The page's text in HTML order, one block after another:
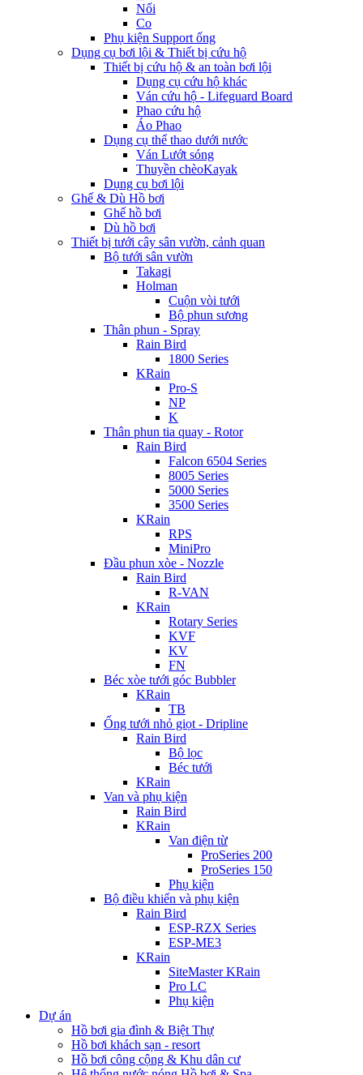
Nối
Co
Phụ kiện Support ống
Dụng cụ bơi lội & Thiết bị cứu hộ
Thiết bị cứu hộ & an toàn bơi lội
Dụng cụ cứu hộ khác
Ván cứu hộ - Lifeguard Board
Phao cứu hộ
Áo Phao
Dụng cụ thể thao dưới nước
Ván Lướt sóng
Thuyền chèoKayak
Dụng cụ bơi lội
Ghế & Dù Hồ bơi
Ghế hồ bơi
Dù hồ bơi
Thiết bị tưới cây sân vườn, cảnh quan
Bộ tưới sân vườn
Takagi
Holman
Cuộn vòi tưới
Bộ phun sương
Thân phun - Spray
Rain Bird
1800 Series
KRain
Pro-S
NP
K
Thân phun tia quay - Rotor
Rain Bird
Falcon 6504 Series
8005 Series
5000 Series
3500 Series
KRain
RPS
MiniPro
Đầu phun xòe - Nozzle
Rain Bird
R-VAN
KRain
Rotary Series
KVF
KV
FN
Béc xòe tưới góc Bubbler
KRain
TB
Ống tưới nhỏ giọt - Dripline
Rain Bird
Bộ lọc
Béc tưới
KRain
Van và phụ kiện
Rain Bird
KRain
Van điện từ
ProSeries 200
ProSeries 150
Phụ kiện
Bộ điều khiển và phụ kiện
Rain Bird
ESP-RZX Series
ESP-ME3
KRain
SiteMaster KRain
Pro LC
Phụ kiện
Dự án
Hồ bơi gia đình & Biệt Thự
Hồ bơi khách sạn - resort
Hồ bơi công cộng & Khu dân cư